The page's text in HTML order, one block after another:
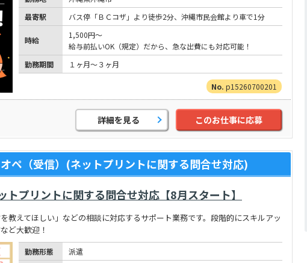
最寄駅
バス停「ＢＣコザ」より徒歩2分、沖縄市民会館より車で1分
時給
1,500円～
給与前払いOK（規定）だから、急な出費にも対応可能！
勤務期間
１ヶ月～３ヶ月
p15260700201
詳細を見る このお仕事に応募
ペ（受信）(ネットプリントに関する問合せ対応)
トプリントに関する問合せ対応【8月スタート】
教えてほしい」などの相談に対応するサポート業務です。段階的にスキルアッ
ど大歓迎！
勤務形態
派遣